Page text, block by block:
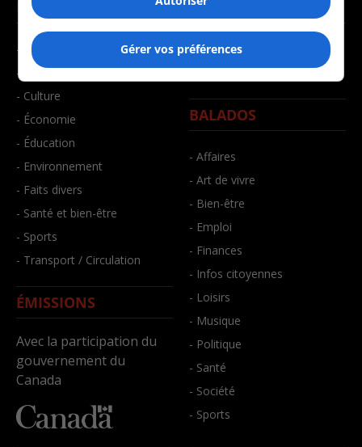
NOUVELLES
- Affaires municipales
- Communauté / Social
- Culture
- Économie
- Éducation
- Environnement
- Faits divers
- Santé et bien-être
- Sports
- Transport / Circulation
ÉMISSIONS
Avec la participation du
gouvernement du
Canada
MUSIQUE
- Décompte franco
- Joué récemment
BALADOS
- Affaires
- Art de vivre
- Bien-être
- Emploi
- Finances
- Infos citoyennes
- Loisirs
- Musique
- Politique
- Santé
- Société
- Sports
Gérer vos préférences